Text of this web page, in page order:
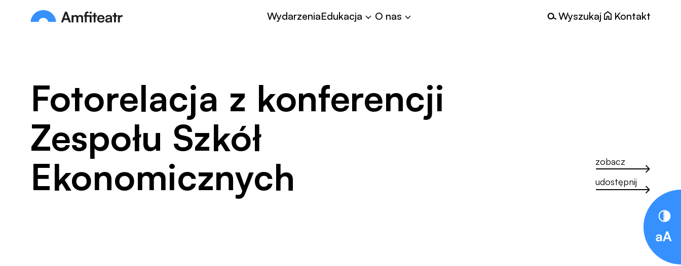
Amfiteatr. Miejski Ośrodek Kultury
WydarzeniaEdukacja O nas Wyszukaj Kontakt
zobacz
udostępnij
Fotorelacja z konferencji
Zespołu Szkół
Ekonomicznych